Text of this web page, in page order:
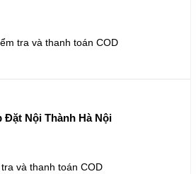
tra và thanh toán COD
Đặt Nội Thành Hà Nội
và thanh toán COD